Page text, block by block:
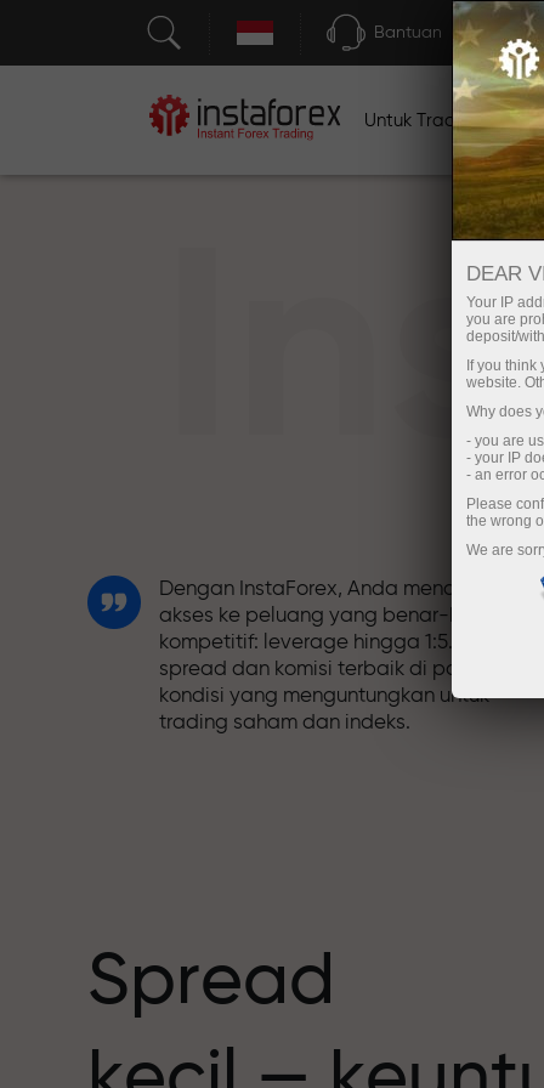
Bantuan
Untuk Traders
Dengan InstaForex, Anda mendapatkan
akses ke peluang yang benar-benar
kompetitif: leverage hingga 1:5.000,
spread dan komisi terbaik di pasar, dan
kondisi yang menguntungkan untuk
trading saham dan indeks.
nilai yang sama. Aleš Loprais
menghadirkan unsur-unsur kecepatan
Spread
DEAR
Your IP
you are
deposit/
If you
website.
Why does
- you are
- your IP
- an error
Please
the wrong
We are